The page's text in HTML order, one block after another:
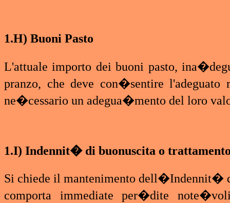
1.H) Buoni Pasto
L'attuale importo dei buoni pasto,
pranzo, che deve con�sentire
ne�cessario un adegua�mento del loro
1.I) Indennit� di buonuscita o
Si chiede il mantenimento dell�Indennit�
comporta immediate per�dite